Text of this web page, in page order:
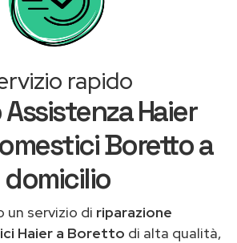
rapido
Haier
Boretto a
domicilio
un servizio di riparazione
Haier a Boretto di alta qualità,